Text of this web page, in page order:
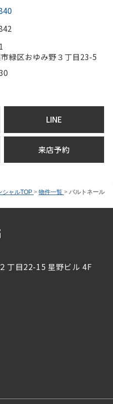
緑区おゆみ野３丁目23-5
LINE
来店予約
シャルTOP > 物件一覧 > パルトネール
丁目22-15 星野ビル 4F